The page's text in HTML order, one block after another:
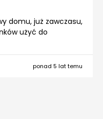
domu, już zawczasu,
użyć do
ponad 5 lat temu